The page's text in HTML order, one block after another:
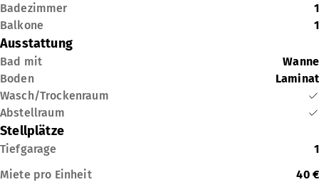
Badezimmer
1
Balkone
1
Ausstattung
Bad mit
Wanne
Boden
Laminat
Wasch/Trockenraum
Abstellraum
Stellplätze
Tiefgarage
1
Miete pro Einheit
40 €